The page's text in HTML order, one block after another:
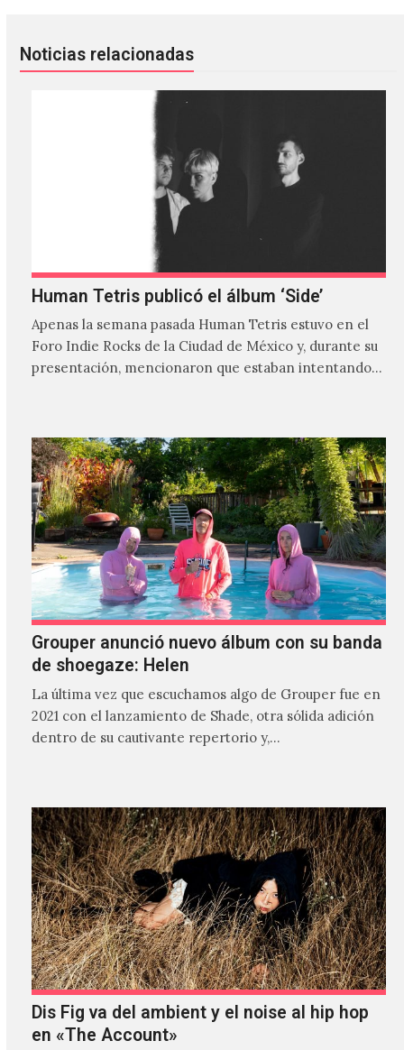
Noticias relacionadas
Human Tetris publicó el álbum ‘Side’
Apenas la semana pasada Human Tetris estuvo en el
Foro Indie Rocks de la Ciudad de México y, durante su
presentación, mencionaron que estaban intentando…
Grouper anunció nuevo álbum con su banda
de shoegaze: Helen
La última vez que escuchamos algo de Grouper fue en
2021 con el lanzamiento de Shade, otra sólida adición
dentro de su cautivante repertorio y,…
Dis Fig va del ambient y el noise al hip hop
en «The Account»